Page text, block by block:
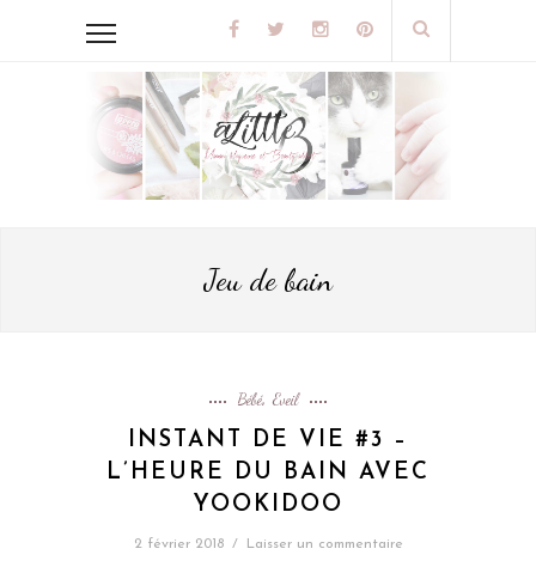
Jeu de bain
Bébé, Eveil
INSTANT DE VIE #3 –
L’HEURE DU BAIN AVEC
YOOKIDOO
2 février 2018 / Laisser un commentaire